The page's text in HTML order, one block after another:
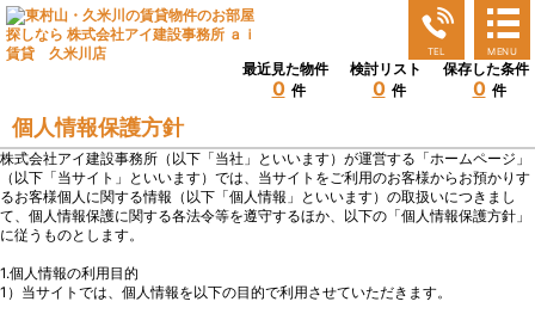
最近見た物件
0 件
検討リスト
0 件
保存した条件
0 件
TEL MENU
個人情報保護方針
株式会社アイ建設事務所（以下「当社」といいます）が運営する「ホームページ」
（以下「当サイト」といいます）では、当サイトをご利用のお客様からお預かりす
るお客様個人に関する情報（以下「個人情報」といいます）の取扱いにつきまし
て、個人情報保護に関する各法令等を遵守するほか、以下の「個人情報保護方針」
に従うものとします。
1.個人情報の利用目的
1）当サイトでは、個人情報を以下の目的で利用させていただきます。